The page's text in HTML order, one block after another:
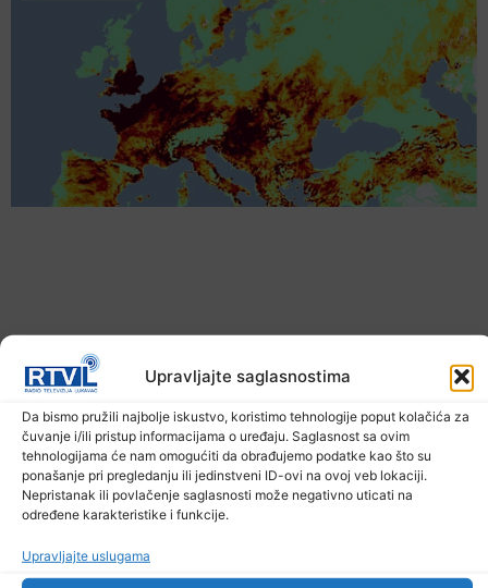
Upravljajte saglasnostima
Da bismo pružili najbolje iskustvo, koristimo tehnologije poput kolačića za
čuvanje i/ili pristup informacijama o uređaju. Saglasnost sa ovim
tehnologijama će nam omogućiti da obrađujemo podatke kao što su
ponašanje pri pregledanju ili jedinstveni ID-ovi na ovoj veb lokaciji.
Nepristanak ili povlačenje saglasnosti može negativno uticati na
određene karakteristike i funkcije.
Upravljajte uslugama
Upozorenje za narednih sedam dana: Požari
prijete Balkanu, u rizičnoj zoni nalazi se i BiH
6. Augusta 2026.